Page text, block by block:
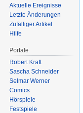
Aktuelle Ereignisse
Letzte Änderungen
Zufälliger Artikel
Hilfe
Portale
Robert Kraft
Sascha Schneider
Selmar Werner
Comics
Hörspiele
Festspiele